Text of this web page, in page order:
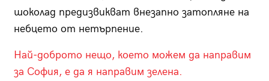
шоколад предизвикват внезапно затопляне на
небцето от нетърпение.
Най-доброто нещо, което можем да направим
за София, е да я направим зелена.